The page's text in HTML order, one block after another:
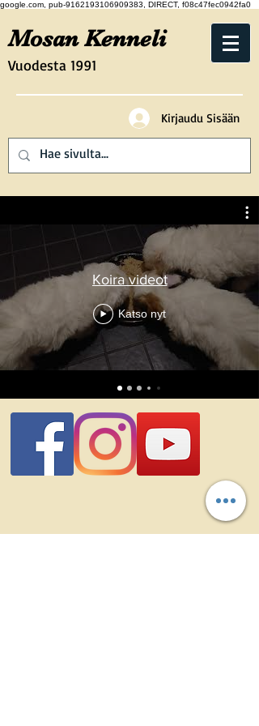
google.com, pub-9162193106909383, DIRECT, f08c47fec0942fa0
Vuodesta 1991
Mosan Kenneli
Kirjaudu Sisään
Koira videot
Katso nyt